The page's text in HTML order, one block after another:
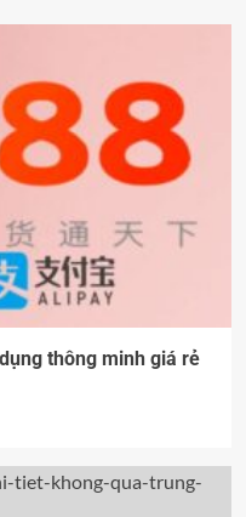
thông minh giá rẻ